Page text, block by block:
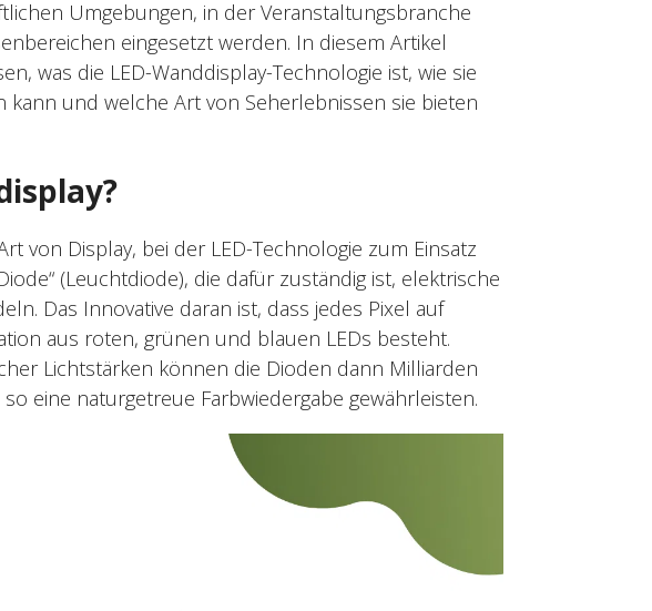
Umgebungen, in der Veranstaltungsbranche
eingesetzt werden. In diesem Artikel
was die LED-Wanddisplay-Technologie ist, wie sie
und welche Art von Seherlebnissen sie bieten
von Display, bei der LED-Technologie zum Einsatz
(Leuchtdiode), die dafür zuständig ist, elektrische
Das Innovative daran ist, dass jedes Pixel auf
aus roten, grünen und blauen LEDs besteht.
Lichtstärken können die Dioden dann Milliarden
eine naturgetreue Farbwiedergabe gewährleisten.